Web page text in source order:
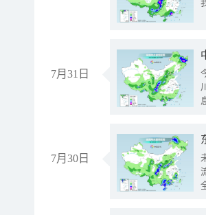
7月31日
7月30日